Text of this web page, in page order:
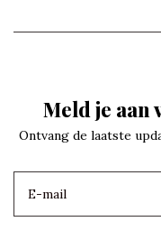
Meld je aan
Ontvang de laatste